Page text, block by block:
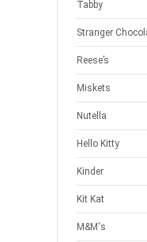
Tabby
Stranger
Reese’s
Miskets
Nutella
Hello Kitty
Kinder
Kit Kat
M&M's